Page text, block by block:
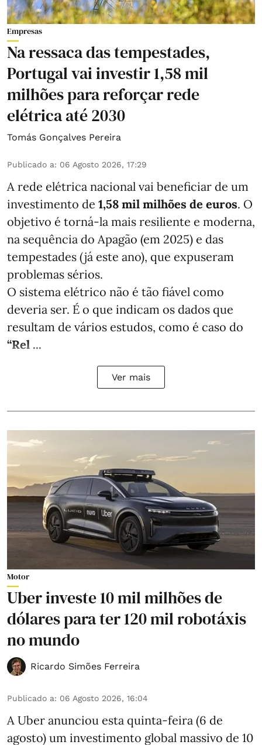
Empresas
Na ressaca das tempestades,
Portugal vai investir 1,58 mil
milhões para reforçar rede
elétrica até 2030
Tomás Gonçalves Pereira
Publicado a: 06 Agosto 2026, 17:29
A rede elétrica nacional vai beneficiar de um
investimento de 1,58 mil milhões de euros. O
objetivo é torná-la mais resiliente e moderna,
na sequência do Apagão (em 2025) e das
tempestades (já este ano), que expuseram
problemas sérios.
O sistema elétrico não é tão fiável como
deveria ser. É o que indicam os dados que
resultam de vários estudos, como é caso do
“Rel ...
Ver mais
Motor
Uber investe 10 mil milhões de
dólares para ter 120 mil robotáxis
no mundo
Ricardo Simões Ferreira
Publicado a: 06 Agosto 2026, 16:04
A Uber anunciou esta quinta-feira (6 de
agosto) um investimento global massivo de 10